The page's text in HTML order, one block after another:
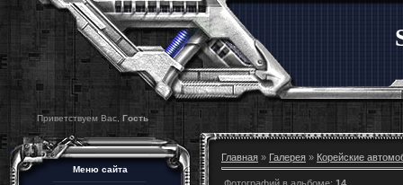
Приветствуем Вас, Гость
Меню сайта
Главная » Галерея » Корейские